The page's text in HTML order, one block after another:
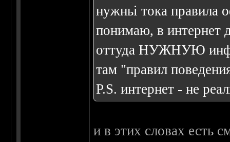
нужньі тока правила
понимаю, в интернет
оттуда НУЖНУЮ
там "правил
P.S. интернет - не
и в этих словах есть